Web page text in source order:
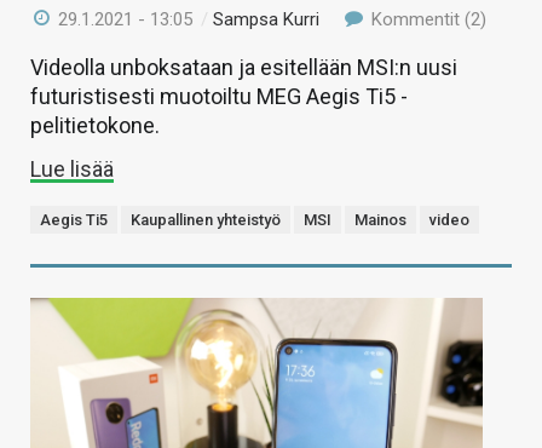
29.1.2021 - 13:05 /Sampsa Kurri Kommentit (2)
Videolla unboksataan ja esitellään MSI:n uusi
futuristisesti muotoiltu MEG Aegis Ti5 -
pelitietokone.
Lue lisää
Aegis Ti5 Kaupallinen yhteistyö MSI Mainos video